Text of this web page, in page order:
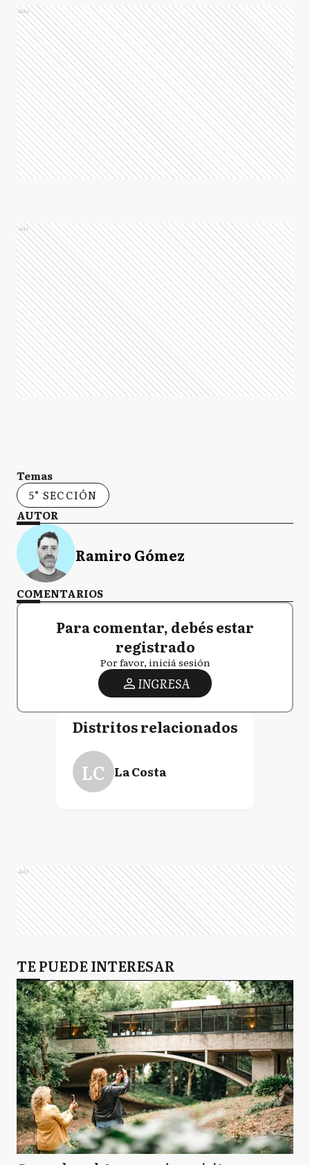
Ads
Ads
Temas
5° SECCIÓN
AUTOR
Ramiro Gómez
COMENTARIOS
Para comentar, debés estar
registrado
Por favor, iniciá sesión
INGRESA
Distritos relacionados
LC La Costa
Ads
TE PUEDE INTERESAR